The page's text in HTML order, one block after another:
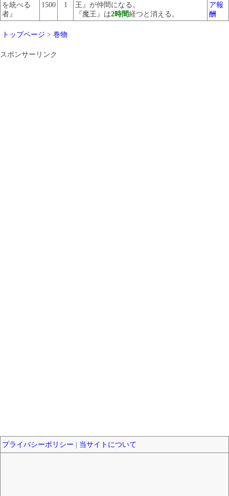
を統べる
者』
1500 1
王』が仲間になる。
『魔王』は2時間経つと消える。
ア報
酬
トップページ > 巻物
スポンサーリンク
プライバシーポリシー | 当サイトについて